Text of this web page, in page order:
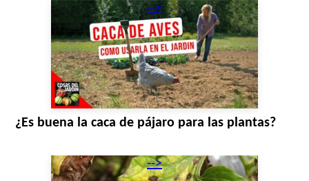
-->
¿Es buena la caca de pájaro para las plantas?
-->